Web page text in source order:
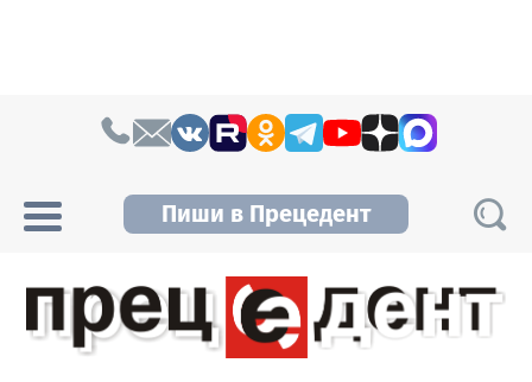
Пиши в Прецедент